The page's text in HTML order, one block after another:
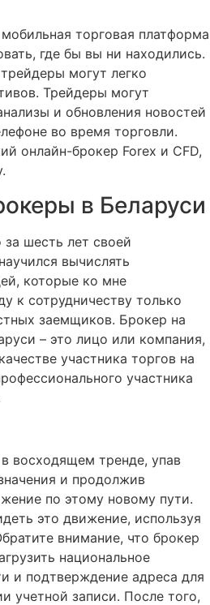
торговая платформа
где бы вы ни находились.
могут легко
Трейдеры могут
и обновления новостей
во время торговли.
онлайн-брокер Forex и CFD,
в Беларуси
за шесть лет своей
вычислять
которые ко мне
к сотрудничеству только
заемщиков. Брокер на
– это лицо или компания,
участника торгов на
участника
восходящем тренде, упав
и продолжив
по этому новому пути.
это движение, используя
внимание, что брокер
национальное
и подтверждение адреса для
учетной записи. После того,